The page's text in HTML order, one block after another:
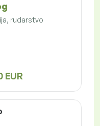
rudarstvo
EUR